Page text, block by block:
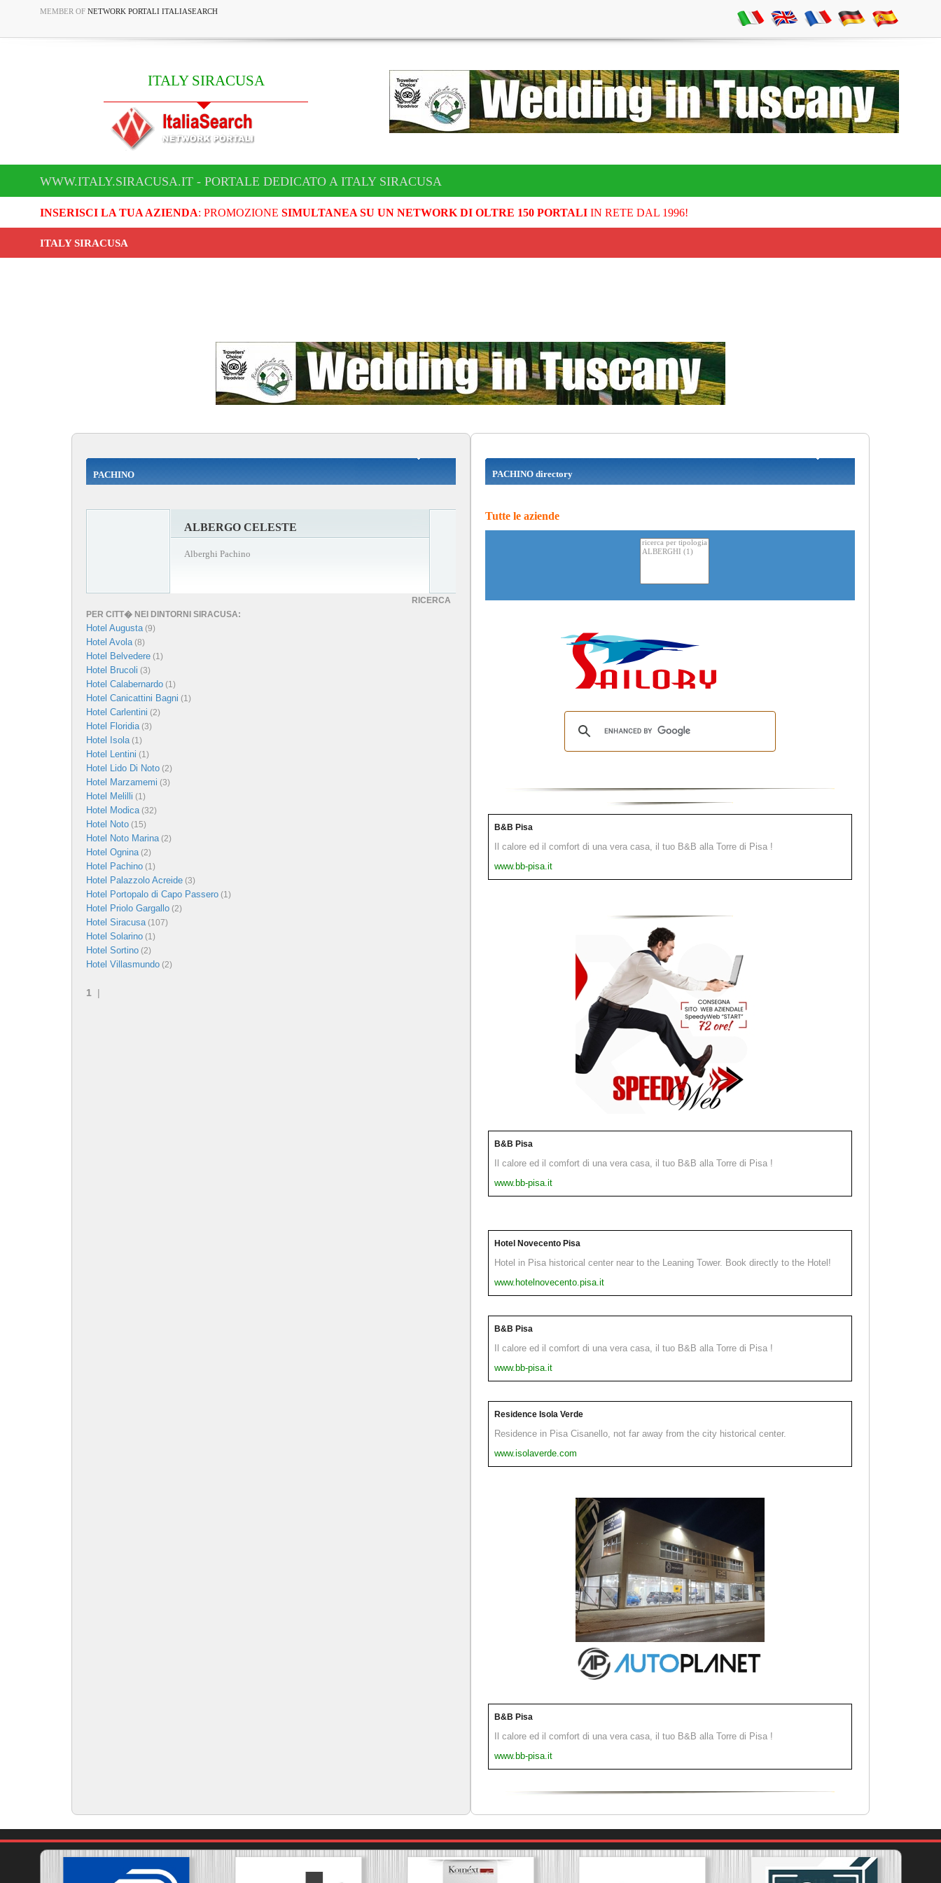
MEMBER OF NETWORK PORTALI ITALIASEARCH
ITALY SIRACUSA
WWW.ITALY.SIRACUSA.IT - PORTALE DEDICATO A ITALY SIRACUSA
INSERISCI LA TUA AZIENDA: PROMOZIONE SIMULTANEA SU UN NETWORK DI OLTRE 150 PORTALIIN RETE DAL 1996!
ITALY SIRACUSA
PACHINO
ALBERGO CELESTE
Alberghi Pachino
RICERCA
PER CITT� NEI DINTORNI SIRACUSA:
Hotel Augusta(9)
Hotel Avola(8)
Hotel Belvedere (1)
Hotel Brucoli (3)
Hotel Calabernardo (1)
Hotel Canicattini Bagni (1)
Hotel Carlentini (2)
Hotel Floridia(3)
Hotel Isola(1)
Hotel Lentini (1)
Hotel Lido Di Noto (2)
Hotel Marzamemi (3)
Hotel Melilli (1)
Hotel Modica(32)
Hotel Noto (15)
Hotel Noto Marina(2)
Hotel Ognina(2)
Hotel Pachino (1)
Hotel Palazzolo Acreide (3)
Hotel Portopalo di Capo Passero (1)
Hotel Priolo Gargallo (2)
Hotel Siracusa(107)
Hotel Solarino (1)
Hotel Sortino (2)
Hotel Villasmundo (2)
1 |
PACHINO directory
Tutte le aziende
B&B Pisa
Il calore ed il comfort di una vera casa, il tuo B&B alla Torre di Pisa !
www.bb-pisa.it
B&B Pisa
Il calore ed il comfort di una vera casa, il tuo B&B alla Torre di Pisa !
www.bb-pisa.it
Hotel Novecento Pisa
Hotel in Pisa historical center near to the Leaning Tower. Book directly to the Hotel!
www.hotelnovecento.pisa.it
B&B Pisa
Il calore ed il comfort di una vera casa, il tuo B&B alla Torre di Pisa !
www.bb-pisa.it
Residence Isola Verde
Residence in Pisa Cisanello, not far away from the city historical center.
www.isolaverde.com
B&B Pisa
Il calore ed il comfort di una vera casa, il tuo B&B alla Torre di Pisa !
www.bb-pisa.it